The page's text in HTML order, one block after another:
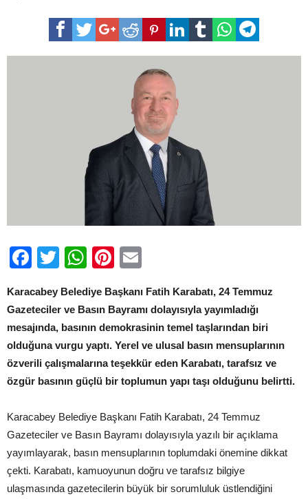
Temmuz
Gazeteciler
Facebook
TwitterWhatsApp
Pinterest
Karacabey Belediye Başkanı Fatih Karabatı, 24 Temmuz
Gazeteciler ve Basın Bayramı dolayısıyla yayımladığı
mesajında, basının demokrasinin temel taşlarından biri
olduğuna vurgu yaptı. Yerel ve ulusal basın mensuplarının
özverili çalışmalarına teşekkür eden Karabatı, tarafsız ve
özgür basının güçlü bir toplumun yapı taşı olduğunu belirtti.
Karacabey Belediye Başkanı Fatih Karabatı, 24 Temmuz
Gazeteciler ve Basın Bayramı dolayısıyla yazılı bir açıklama
yayımlayarak, basın mensuplarının toplumdaki önemine dikkat
çekti. Karabatı, kamuoyunun doğru ve tarafsız bilgiye
ulaşmasında gazetecilerin büyük bir sorumluluk üstlendiğini